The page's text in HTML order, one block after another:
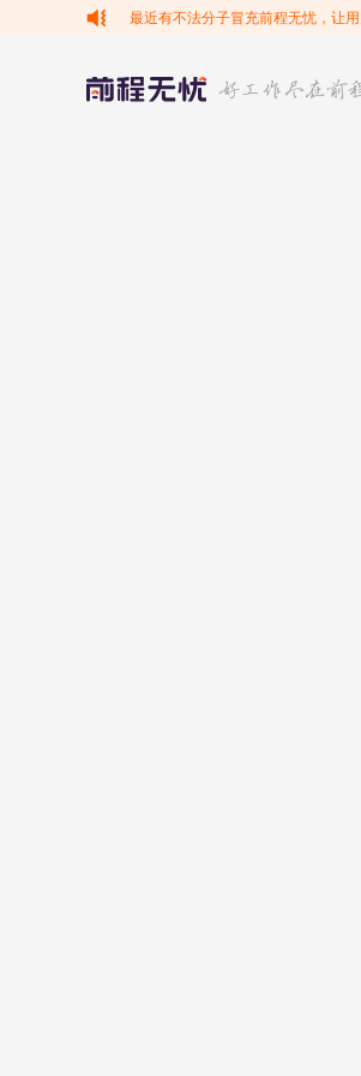
最近有不法分子冒充前程无忧，让